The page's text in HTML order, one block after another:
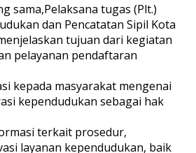
sama,Pelaksana tugas (Plt.)
dan Pencatatan Sipil Kota
tujuan dari kegiatan
pelayanan pendaftaran
kepada masyarakat mengenai
kependudukan sebagai hak
terkait prosedur,
layanan kependudukan, baik